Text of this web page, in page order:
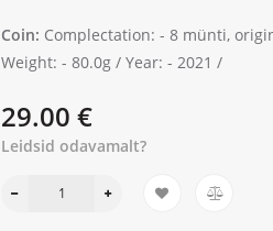
Coin: Complectation: - 8 münti,
Weight: - 80.0g / Year: - 2021 /
29.00 €
Leidsid odavamalt?